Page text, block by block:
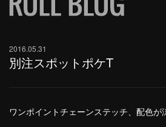
2016.05.31
別注スポットポケT
ワンポイントチェーンステッチ、配色が